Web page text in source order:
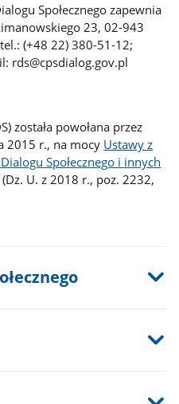
Społecznego zapewnia
23, 02-943
(+48 22) 380-51-12;
rds@cpsdialog.gov.pl
została powołana przez
2015 r., na mocy Ustawy z
Społecznego i innych
(Dz. U. z 2018 r., poz. 2232,